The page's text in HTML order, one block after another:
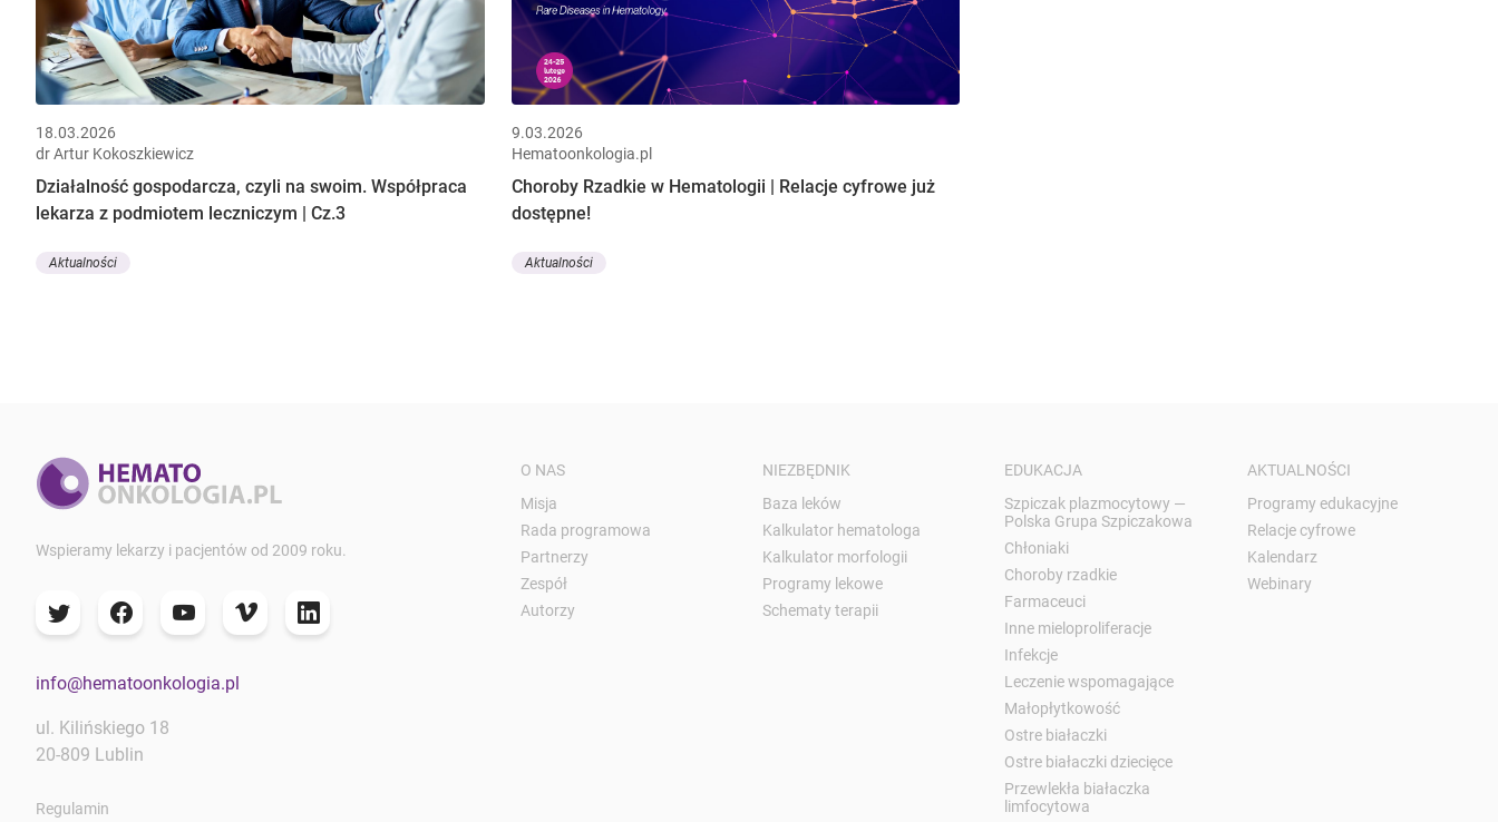
18.03.2026
dr Artur Kokoszkiewicz
Działalność gospodarcza, czyli na swoim. Współpraca
lekarza z podmiotem leczniczym | Cz.3
Aktualności
9.03.2026
Hematoonkologia.pl
Choroby Rzadkie w Hematologii | Relacje cyfrowe już
dostępne!
Aktualności
Wspieramy lekarzy i pacjentów od 2009 roku.
info@hematoonkologia.pl
ul. Kilińskiego 18
20-809 Lublin
Regulamin
O NAS
Misja
Rada programowa
Partnerzy
Zespół
Autorzy
NIEZBĘDNIK
Baza leków
Kalkulator hematologa
Kalkulator morfologii
Programy lekowe
Schematy terapii
EDUKACJA
Szpiczak plazmocytowy —
Polska Grupa Szpiczakowa
Chłoniaki
Choroby rzadkie
Farmaceuci
Inne mieloproliferacje
Infekcje
Leczenie wspomagające
Małopłytkowość
Ostre białaczki
Ostre białaczki dziecięce
Przewlekła białaczka
limfocytowa
AKTUALNOŚCI
Programy edukacyjne
Relacje cyfrowe
Kalendarz
Webinary